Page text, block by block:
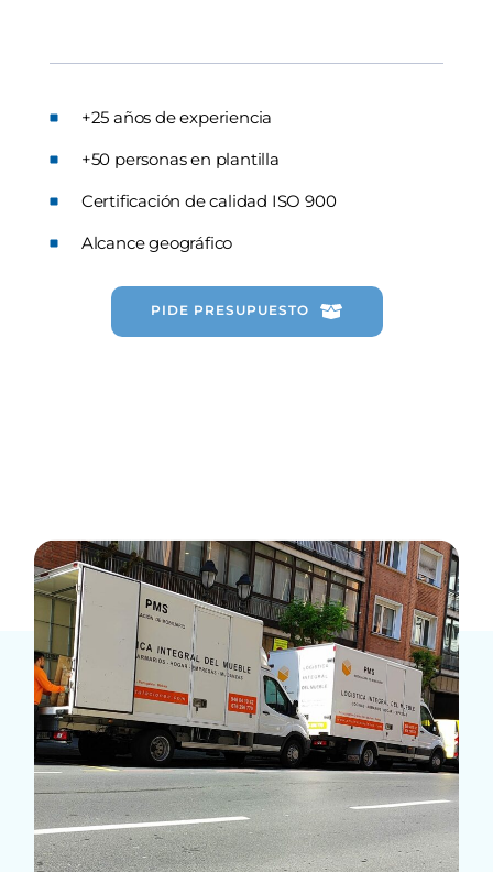
+25 años de experiencia
+50 personas en plantilla
Certificación de calidad ISO 900
Alcance geográfico
PIDE PRESUPUESTO